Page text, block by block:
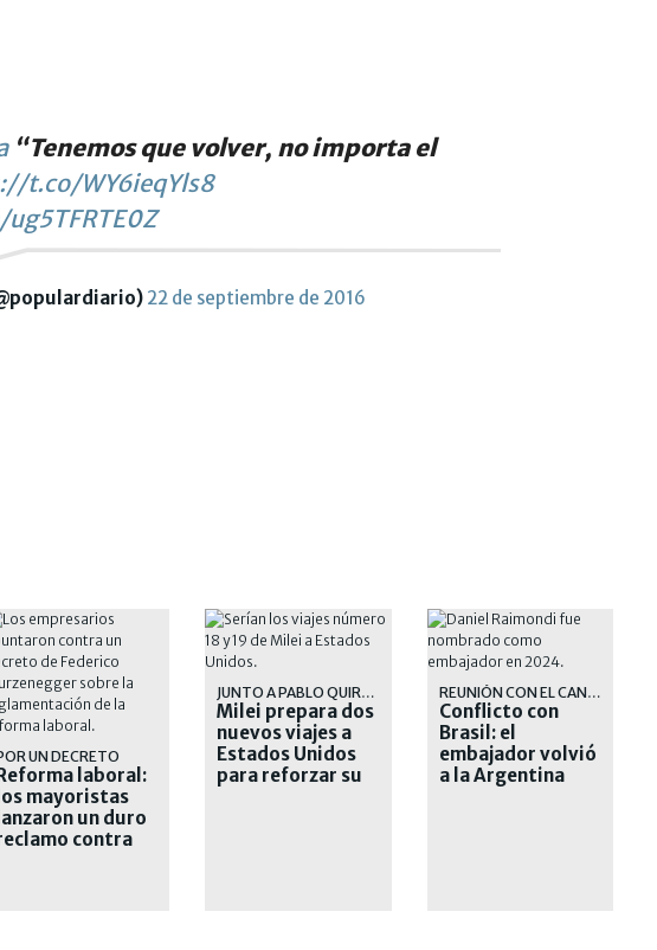
“Tenemos que volver, no importa el
t.co/WY6ieqYls8
22 de septiembre de 2016
UN DECRETO
laboral:
los mayoristas
lanzaron un duro
contra
JUNTO A PABLO QUIRNO
Milei prepara dos
nuevos viajes a
Estados Unidos
para reforzar su
REUNIÓN CON EL CANCILLER
Conflicto con
Brasil: el
embajador volvió
a la Argentina